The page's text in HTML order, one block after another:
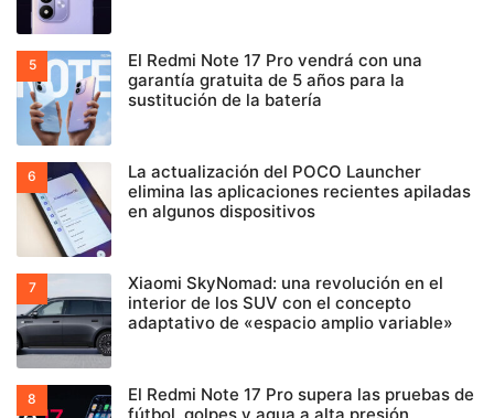
El Redmi Note 17 Pro vendrá con una
garantía gratuita de 5 años para la
sustitución de la batería
La actualización del POCO Launcher
elimina las aplicaciones recientes apiladas
en algunos dispositivos
Xiaomi SkyNomad: una revolución en el
interior de los SUV con el concepto
adaptativo de «espacio amplio variable»
El Redmi Note 17 Pro supera las pruebas de